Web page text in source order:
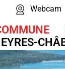
Webcam